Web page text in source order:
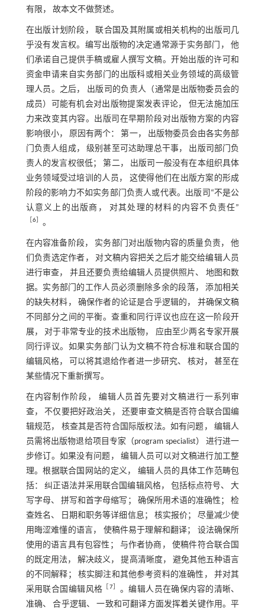
有限， 故本文不做赘述。
在出版计划阶段， 联合国及其附属或相关机构的出版司几
乎没有发言权。编写出版物的决定通常源于实务部门， 他
们承诺自己提供手稿或雇人撰写文稿。开始出版的许可和
资金申请来自实务部门的出版科或相关业务领域的高级管
理人员。之后， 出版司的负责人（通常是出版物委员会的
成员）可能有机会对出版物提案发表评论， 但无法施加压
力来改变其内容。出版司在早期阶段对出版物方案的内容
影响很小， 原因有两个： 第一， 出版物委员会由各实务部
门负责人组成， 级别甚至可达助理总干事， 出版司部门负
责人的发言权很低； 第二， 出版司一般没有在本组织具体
业务领域受过培训的人员， 这使得他们在出版方案的形成
阶段的影响力不如实务部门负责人或代表。出版司“不是公
认意义上的出版商， 对其处理的材料的内容不负责任”
6］ 。
在内容准备阶段， 实务部门对出版物内容的质量负责， 他
们负责选定作者， 对文稿内容把关之后才能交给编辑人员
进行审查， 并且还要负责给编辑人员提供照片、 地图和数
据。实务部门的工作人员必须删除多余的段落， 添加相关
的缺失材料， 确保作者的论证是合乎逻辑的， 并确保文稿
不同部分之间的平衡。查重和同行评议也应在这一阶段开
展， 对于非常专业的技术出版物， 应由至少两名专家开展
同行评议。如果实务部门认为文稿不符合标准和联合国的
编辑风格， 可以将其退给作者进一步研究、 核对， 甚至在
某些情况下重新撰写。
在内容制作阶段， 编辑人员首先要对文稿进行一系列审
查， 不仅要把好政治关， 还要审查文稿是否符合联合国编
辑规范， 核查其是否符合国际版权法。如有问题， 编辑人
员需将出版物退给项目专家（program specialist） 进行进一
步修订。如果没有问题， 编辑人员可以对文稿进行加工整
理。根据联合国网站的定义， 编辑人员的具体工作范畴包
括： 纠正语法并采用联合国编辑风格， 包括标点符号、 大
写字母、 拼写和首字母缩写； 确保所用术语的准确性； 检
查姓名、 日期和职务等详细信息； 核实报价； 尽量减少使
用晦涩难懂的语言， 使稿件易于理解和翻译； 设法确保所
使用的语言具有包容性； 与作者协商， 使稿件符合联合国
的既定用法， 解决歧义， 提高清晰度， 避免其他五种语言
的不同解释； 核实脚注和其他参考资料的准确性， 并对其
采用联合国编辑风格
7］ 。编辑人员在确保内容的清晰、
准确、 合乎逻辑、 一致和可翻译方面发挥着关键作用。平